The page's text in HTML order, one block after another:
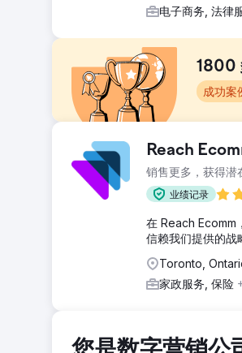
电子商务, 法律
1800
成功案
挑战
Kotak Law 旨在提高其在竞争激
客户的机会。
解决方案
技术 SEO 审核：分析网站的健
其战略性地整合到网站内容和元
一年内网站自然流量激增 353%
589%。由于在线形象的提升，客
Reach
销售更多，获得潜
业绩记录
在 Reach Ecomm
信赖我们提供的战
Toronto,
家政服务, 保险